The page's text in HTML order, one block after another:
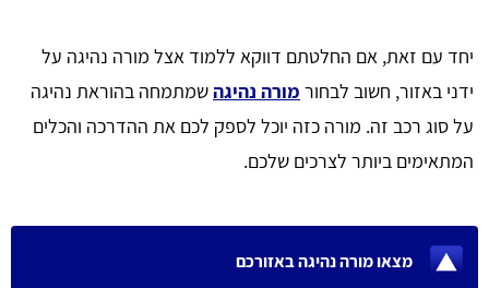
יחד עם זאת, אם החלטתם דווקא ללמוד אצל מורה נהיגה על
ידני באזור, חשוב לבחור מורה נהיגהשמתמחה בהוראת נהיגה
על סוג רכב זה. מורה כזה יוכל לספק לכם את ההדרכה והכלים
המתאימים ביותר לצרכים שלכם.
מצאו מורה נהיגה באזורכם